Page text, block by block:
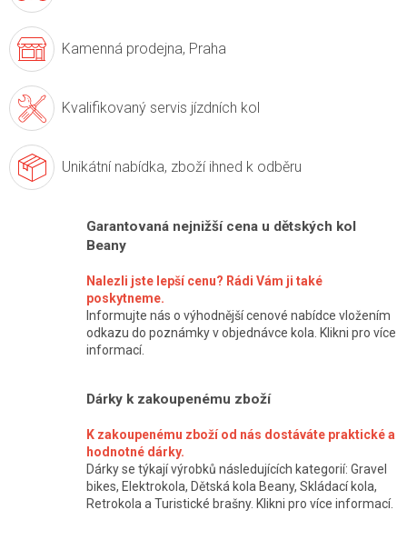
Kamenná prodejna, Praha
Kvalifikovaný servis jízdních kol
Unikátní nabídka, zboží ihned k odběru
Garantovaná nejnižší cena u dětských kol
Beany
Nalezli jste lepší cenu? Rádi Vám ji také
poskytneme.
Informujte nás o výhodnější cenové nabídce vložením
odkazu do poznámky v objednávce kola. Klikni pro více
informací.
Dárky k zakoupenému zboží
K zakoupenému zboží od nás dostáváte praktické a
hodnotné dárky.
Dárky se týkají výrobků následujících kategorií: Gravel
bikes, Elektrokola, Dětská kola Beany, Skládací kola,
Retrokola a Turistické brašny. Klikni pro více informací.